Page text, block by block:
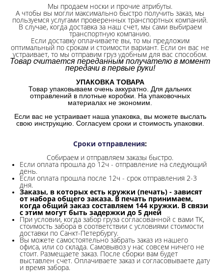
Мы продаем носки и прочие атрибуты.
А чтобы вы могли максимально быстро получить заказ, мы
пользуемся услугами проверенных транспортных компаний.
В случае, когда доставка за наш счет, мы сами выбираем
транспортную компанию.
Если доставку оплачиваете вы, то мы предложим
оптимальный по срокам и стоимости вариант. Если он вас не
устраивает, то мы отправим груз удобным для вас способом.
Товар считается переданным получателю в момент
передачи в первые руки!
УПАКОВКА ТОВАРА
Товар упаковываем очень аккуратно. Для дальних
отправлений в плотные коробки. На упаковочных
материалах не экономим.
Если вас не устраивает наша упаковка, вы можете выслать
свою инструкцию. Согласуем сроки и стоимость упаковки.
Сроки отправления:
Собираем и отправляем заказы быстро.
Если оплата прошла до 12ч - отправление на следующий
день.
Если оплата прошла после 12ч - срок отправления 2-3
дня.
Заказы, в которых есть кружки (печать) - зависят
от набора общего заказа. В печать принимаем,
когда общий заказ составляем 144 кружки. В связи
с этим могут быть задержки до 5 дней
При условии, когда забор груза согласованной с вами ТК,
стоимость забора в соответствии с условиями стоимости
доставки по Санкт-Петербургу.
Вы можете самостоятельно забрать заказ из нашего
офиса, или со склада. Самовывоз у нас совсем ничего не
стоит. Размещаете заказ. После сборки вам будет
выставлен счет. Оплачиваете заказ и согласовываете дату
и время забора.